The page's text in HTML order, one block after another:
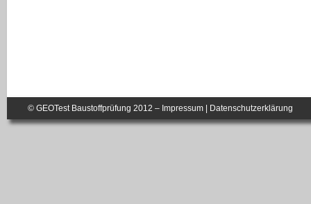
© GEOTest Baustoffprüfung 2012 – Impressum Datenschutzerklärung